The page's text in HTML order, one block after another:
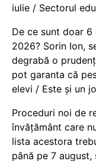
iulie / Sectorul
De ce sunt doar
2026? Sorin Ion,
degrabă o
pot garanta că
elevi / Este și un
Proceduri noi de
învățământ care
lista acestora
până pe 7